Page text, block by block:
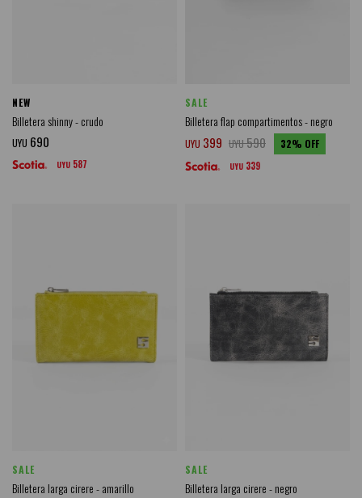
NEW
Billetera shinny - crudo
UYU 690
UYU 587
SALE
Billetera flap compartimentos - negro
UYU 399 UYU590 32
UYU 339
SALE
Billetera larga cirere - amarillo
SALE
Billetera larga cirere - negro